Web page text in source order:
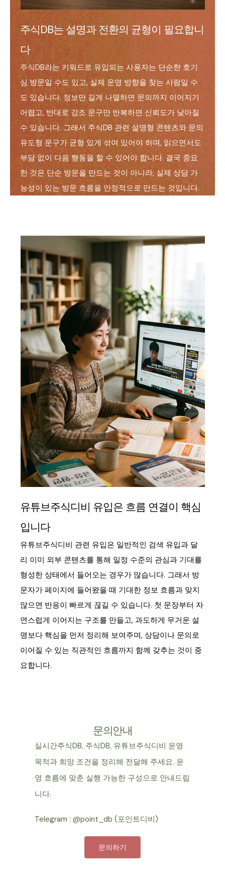
주식DB는 설명과 전환의 균형이 필요합니
다
주식DB라는 키워드로 유입되는 사용자는 단순한 호기
심 방문일 수도 있고, 실제 운영 방향을 찾는 사람일 수
도 있습니다. 정보만 길게 나열하면 문의까지 이어지기
어렵고, 반대로 강조 문구만 반복하면 신뢰도가 낮아질
수 있습니다. 그래서 주식DB 관련 설명형 콘텐츠와 문의
유도형 문구가 균형 있게 섞여 있어야 하며, 읽으면서도
부담 없이 다음 행동을 할 수 있어야 합니다. 결국 중요
한 것은 단순 방문을 만드는 것이 아니라, 실제 상담 가
능성이 있는 방문 흐름을 안정적으로 만드는 것입니다.
유튜브주식디비 유입은 흐름 연결이 핵심
입니다
유튜브주식디비 관련 유입은 일반적인 검색 유입과 달
리 이미 외부 콘텐츠를 통해 일정 수준의 관심과 기대를
형성한 상태에서 들어오는 경우가 많습니다. 그래서 방
문자가 페이지에 들어왔을 때 기대한 정보 흐름과 맞지
않으면 반응이 빠르게 끊길 수 있습니다. 첫 문장부터 자
연스럽게 이어지는 구조를 만들고, 과도하게 무거운 설
명보다 핵심을 먼저 정리해 보여주며, 상담이나 문의로
이어질 수 있는 직관적인 흐름까지 함께 갖추는 것이 중
요합니다.
문의안내
실시간주식DB, 주식DB, 유튜브주식디비 운영
목적과 희망 조건을 정리해 전달해 주세요. 운
영 흐름에 맞춘 실행 가능한 구성으로 안내드립
니다.
Telegram : @point_db (포인트디비)
문의하기